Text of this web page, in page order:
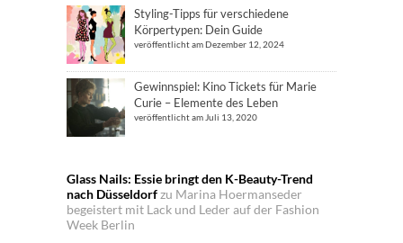
Styling-Tipps für verschiedene
Körpertypen: Dein Guide
veröffentlicht am Dezember 12, 2024
Gewinnspiel: Kino Tickets für Marie
Curie – Elemente des Leben
veröffentlicht am Juli 13, 2020
Glass Nails: Essie bringt den K-Beauty-Trend
nach Düsseldorfzu Marina Hoermanseder
begeistert mit Lack und Leder auf der Fashion
Week Berlin